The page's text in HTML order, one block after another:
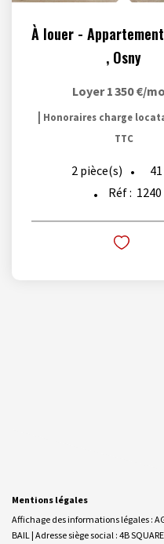
, Osny
Loyer 1 350 €/
| Honoraires charge
TTC
2 pièce(s) 41
Réf : 1240
Mentions légales
Affichage des informations légales :
BAIL | Adresse siège social : 4B